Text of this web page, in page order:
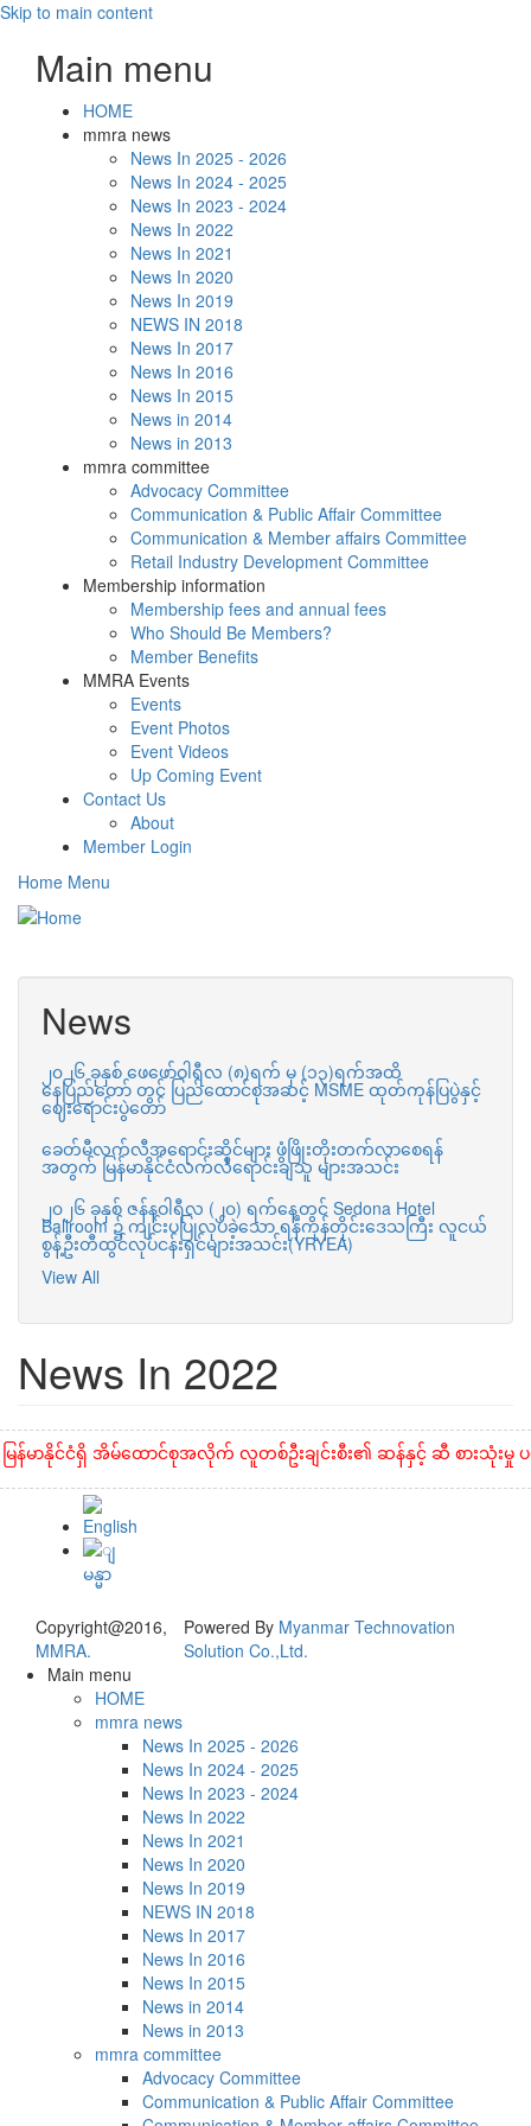
Skip to main content
Main menu
HOME
mmra news
News In 2025 - 2026
News In 2024 - 2025
News In 2023 - 2024
News In 2022
News In 2021
News In 2020
News In 2019
NEWS IN 2018
News In 2017
News In 2016
News In 2015
News in 2014
News in 2013
mmra committee
Advocacy Committee
Communication & Public Affair Committee
Communication & Member affairs Committee
Retail Industry Development Committee
Membership information
Membership fees and annual fees
Who Should Be Members?
Member Benefits
MMRA Events
Events
Event Photos
Event Videos
Up Coming Event
Contact Us
About
Member Login
Home Menu
News
၂၀၂၆ ခုနှစ် ဖေဖော်ဝါရီလ (၈)ရက် မှ (၁၃)ရက်အထိ
နေပြည်တော် တွင် ပြည်ထောင်စုအဆင့် MSME ထုတ်ကုန်ပြပွဲနှင့်
ဈေးရောင်းပွဲတော်
ခေတ်မီလက်လီအရောင်းဆိုင်များ ဖွံဖြိုးတိုးတက်လာစေရန်
အတွက် မြန်မာနိုင်ငံလက်လီရောင်းချသူ များအသင်း
၂၀၂၆ ခုနှစ် ဇန်နဝါရီလ (၂၀) ရက်နေ့တွင် Sedona Hotel
Ballroom ၌ ကျင်းပပြုလုပ်ခဲ့သော ရန်ကုန်တိုင်းဒေသကြီး လူငယ်
စွန့်ဦးတီထွင်လုပ်ငန်းရှင်များအသင်း(YRYEA)
View All
News In 2022
န်မာနိုင်ငံရှိ အိမ်ထောင်စုအလိုက် လူတစ်ဦးချင်းစီး၏ ဆန်နှင့် ဆီ စားသုံးမှု ပမ
Copyright@2016,
MMRA.
Powered By Myanmar Technovation
Solution Co.,Ltd.
Main menu
HOME
mmra news
News In 2025 - 2026
News In 2024 - 2025
News In 2023 - 2024
News In 2022
News In 2021
News In 2020
News In 2019
NEWS IN 2018
News In 2017
News In 2016
News In 2015
News in 2014
News in 2013
mmra committee
Advocacy Committee
Communication & Public Affair Committee